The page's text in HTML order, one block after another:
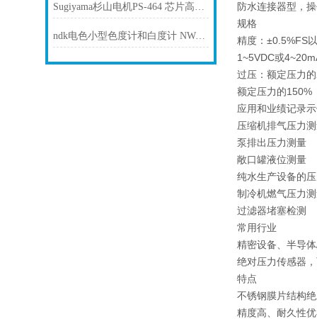
Sugiyama杉山电机PS-464 芯片高度检测器
ndk电色小型色度计和白度计 NW-12
防水连接器型，
规格
精度：±0.5%FS
1~5VDC或
过压： 额定压力
额定压力的150%
应用和业绩记录
压缩机排气压力
泵排出压力测量
敞口罐液位测量
纯水生产设备的
制冷机燃气压力
过滤器堵塞检测
常用行业
精密设备、半导
绝对压力传感器
特点
不锈钢膜片结构
精度高、耐久性